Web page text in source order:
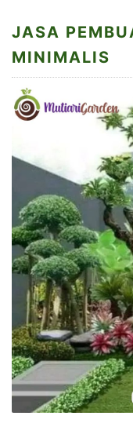
JASA
MINIMALIS